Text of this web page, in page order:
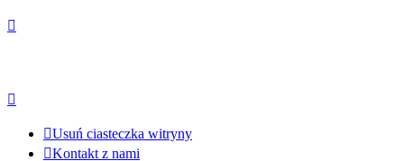
Usuń ciasteczka witryny
Kontakt z nami